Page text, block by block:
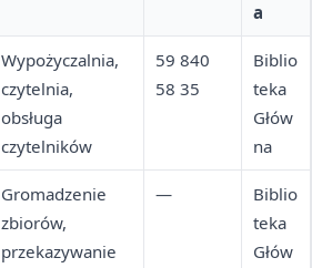
a
Wypożyczalnia,
czytelnia,
obsługa
czytelników
59 840
58 35
Biblio
teka
Głów
na
Gromadzenie
zbiorów,
przekazywanie
—
Biblio
teka
Głów